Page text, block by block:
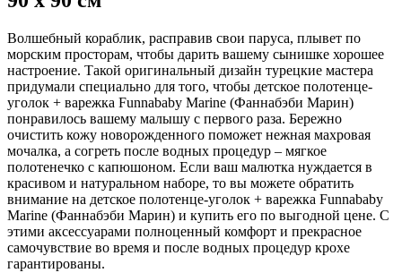
Волшебный кораблик, расправив свои паруса, плывет по
морским просторам, чтобы дарить вашему сынишке хорошее
настроение. Такой оригинальный дизайн турецкие мастера
придумали специально для того, чтобы детское полотенце-
уголок + варежка Funnababy Marine (Фаннабэби Марин)
понравилось вашему малышу с первого раза. Бережно
очистить кожу новорожденного поможет нежная махровая
мочалка, а согреть после водных процедур – мягкое
полотенечко с капюшоном. Если ваш малютка нуждается в
красивом и натуральном наборе, то вы можете обратить
внимание на детское полотенце-уголок + варежка Funnababy
Marine (Фаннабэби Марин) и купить его по выгодной цене. С
этими аксессуарами полноценный комфорт и прекрасное
самочувствие во время и после водных процедур крохе
гарантированы.